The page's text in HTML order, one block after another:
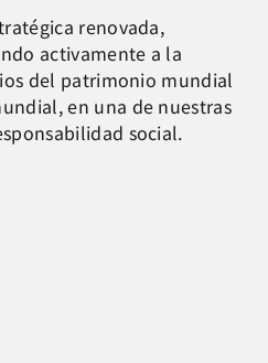
renovada,
activamente a la
del patrimonio mundial
en una de nuestras
social.